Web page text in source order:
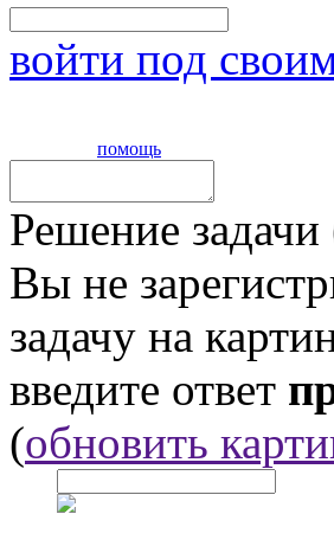
войти под
помощь
Решение
Вы не
задачу на
введите ответ
(обновить